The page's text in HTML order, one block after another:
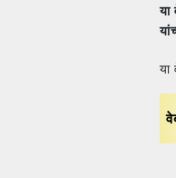
या
या